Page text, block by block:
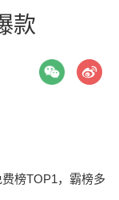
款
榜TOP1，霸榜多